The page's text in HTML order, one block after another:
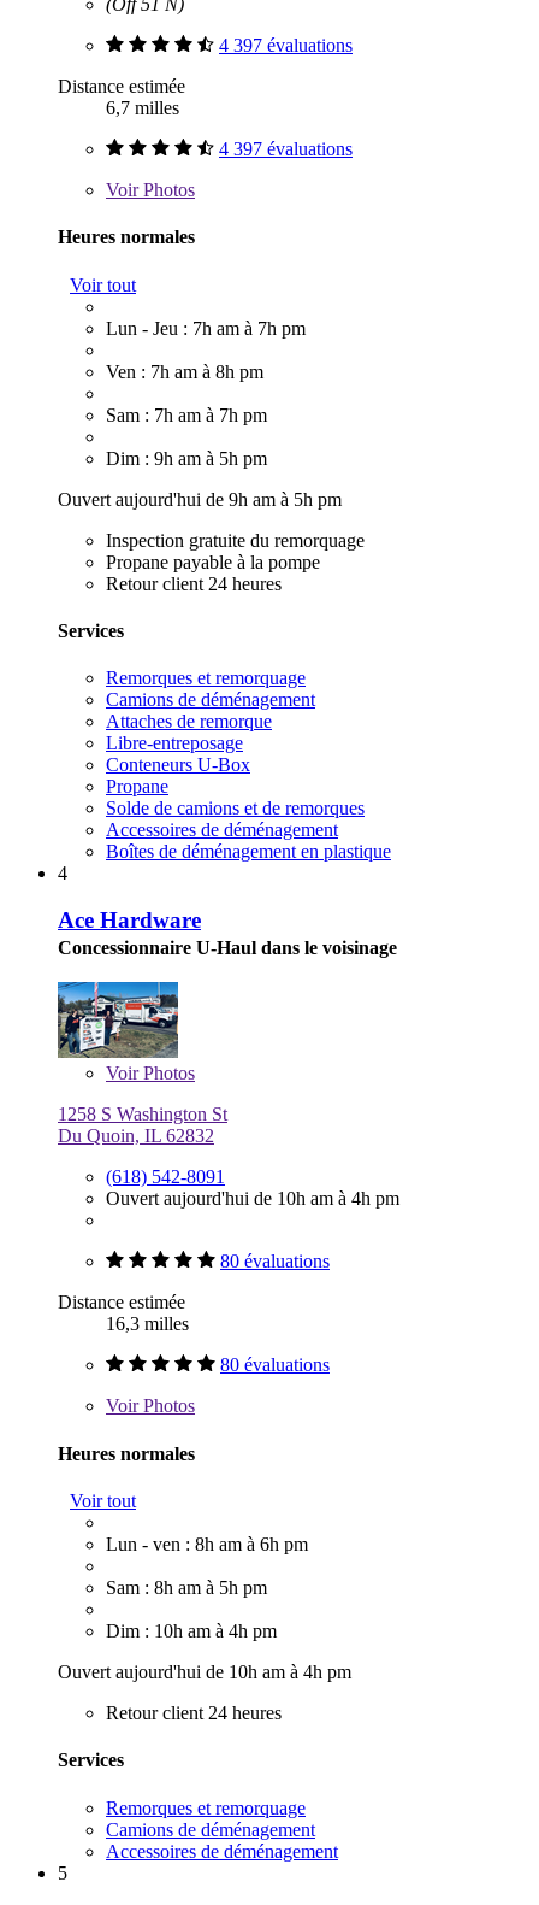
(Off 51 N)
4 397 évaluations
Distance estimée
6,7 milles
4 397 évaluations
VoirPhotos
Heures normales
Voir tout
Lun - Jeu : 7h am à 7h pm
Ven : 7h am à 8h pm
Sam : 7h am à 7h pm
Dim : 9h am à 5h pm
Ouvert aujourd'hui de 9h am à 5h pm
Inspection gratuite du remorquage
Propane payable à la pompe
Retour client 24 heures
Services
Remorques et remorquage
Camions de déménagement
Attaches de remorque
Libre-entreposage
Conteneurs U-Box
Propane
Solde de camions et de remorques
Accessoires de déménagement
Boîtes de déménagement en plastique
4
Ace Hardware
Concessionnaire U-Haul dans le voisinage
VoirPhotos
1258 S Washington St
Du Quoin, IL 62832
(618) 542-8091
Ouvert aujourd'hui de 10h am à 4h pm
80 évaluations
Distance estimée
16,3 milles
80 évaluations
VoirPhotos
Heures normales
Voir tout
Lun - ven : 8h am à 6h pm
Sam : 8h am à 5h pm
Dim : 10h am à 4h pm
Ouvert aujourd'hui de 10h am à 4h pm
Retour client 24 heures
Services
Remorques et remorquage
Camions de déménagement
Accessoires de déménagement
5